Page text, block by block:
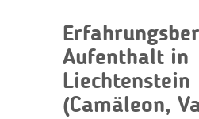
Aufenthalt in
Liechtenstein
(Camäleon,